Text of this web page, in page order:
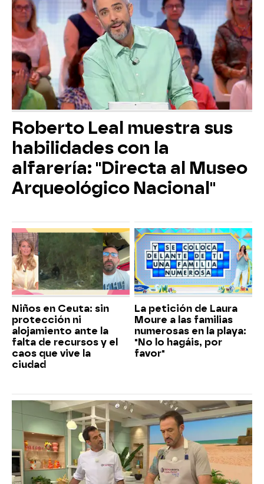
Roberto Leal muestra sus
habilidades con la
alfarería: "Directa al Museo
Arqueológico Nacional"
Niños en Ceuta: sin
protección ni
alojamiento ante la
falta de recursos y el
caos que vive la
ciudad
La petición de Laura
Moure a las familias
numerosas en la playa:
"No lo hagáis, por
favor"